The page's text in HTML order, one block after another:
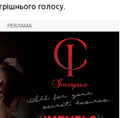
голосу.
РЕКЛАМА